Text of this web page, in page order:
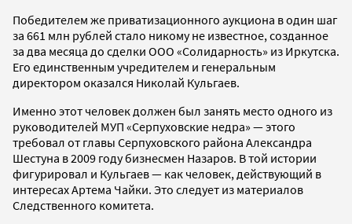
Победителем же приватизационного аукциона в один шаг
за 661 млн рублей стало никому не известное, созданное
за два месяца до сделки ООО «Солидарность» из Иркутска.
Его единственным учредителем и генеральным
директором оказался Николай Кульгаев.
Именно этот человек должен был занять место одного из
руководителей МУП «Серпуховские недра» — этого
требовал от главы Серпуховского района Александра
Шестуна в 2009 году бизнесмен Назаров. В той истории
фигурировал и Кульгаев — как человек, действующий в
интересах Артема Чайки. Это следует из материалов
Следственного комитета.